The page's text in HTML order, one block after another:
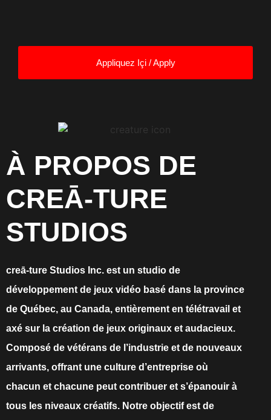
Appliquez Içi / Apply
À PROPOS DE
CREĀ-TURE
STUDIOS
creā-ture Studios Inc. est un studio de
développement de jeux vidéo basé dans la province
de Québec, au Canada, entièrement en télétravail et
axé sur la création de jeux originaux et audacieux.
Composé de vétérans de l’industrie et de nouveaux
arrivants, offrant une culture d’entreprise où
chacun et chacune peut contribuer et s’épanouir à
tous les niveaux créatifs. Notre objectif est de